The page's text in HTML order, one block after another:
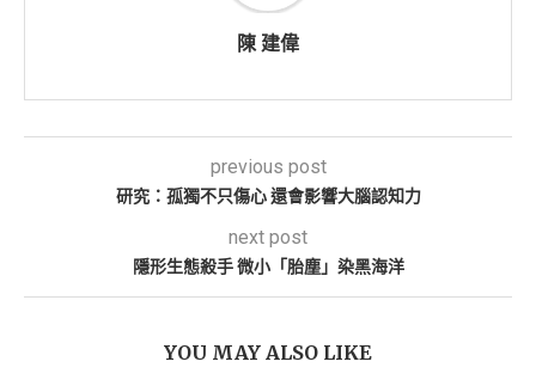
陳 建偉
previous post
研究：孤獨不只傷心 還會影響大腦認知力
next post
隱形生態殺手 微小「胎塵」染黑海洋
YOU MAY ALSO LIKE